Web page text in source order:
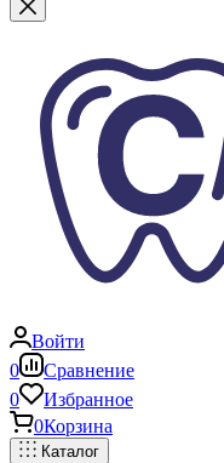
Войти
0
Сравнение
0
Избранное
0Корзина
Каталог